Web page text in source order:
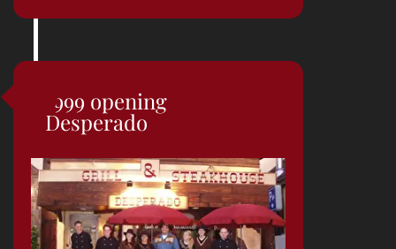
1999 opening
Desperado